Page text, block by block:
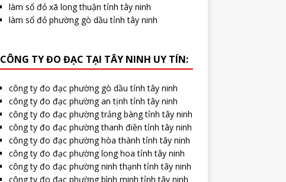
làm sổ đỏ xã long thuận tỉnh tây ninh
làm sổ đỏ phường gò dầu tỉnh tây ninh
CÔNG TY ĐO ĐẠC TẠI TÂY NINH UY TÍN:
công ty đo đạc phường gò dầu tỉnh tây ninh
công ty đo đạc phường an tịnh tỉnh tây ninh
công ty đo đạc phường trảng bàng tỉnh tây ninh
công ty đo đạc phường thanh điền tỉnh tây ninh
công ty đo đạc phường hòa thành tỉnh tây ninh
công ty đo đạc phường long hoa tỉnh tây ninh
công ty đo đạc phường ninh thạnh tỉnh tây ninh
công ty đo đạc phường bình minh tỉnh tây ninh